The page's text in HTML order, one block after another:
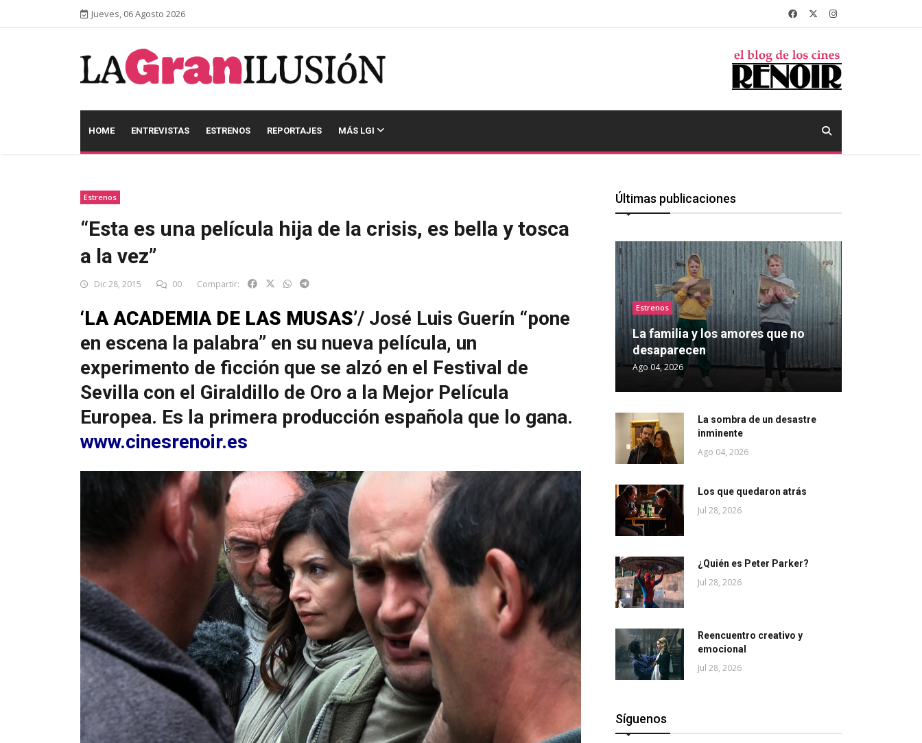
Jueves, 06 Agosto 2026
HOME ENTREVISTAS ESTRENOS REPORTAJES MÁS LGI
Estrenos
“Esta es una película hija de la crisis, es bella y tosca
a la vez”
Dic 28, 2015 00 Compartir:
‘LA ACADEMIA DE LAS MUSAS’/ José Luis Guerín “pone
en escena la palabra” en su nueva película, un
experimento de ficción que se alzó en el Festival de
Sevilla con el Giraldillo de Oro a la Mejor Película
Europea. Es la primera producción española que lo gana.
www.cinesrenoir.es
Últimas publicaciones
Estrenos
La familia y los amores que no
desaparecen
Ago 04, 2026
La sombra de un desastre
inminente
Ago 04, 2026
Los que quedaron atrás
Jul 28, 2026
¿Quién es Peter Parker?
Jul 28, 2026
Reencuentro creativo y
emocional
Jul 28, 2026
Síguenos